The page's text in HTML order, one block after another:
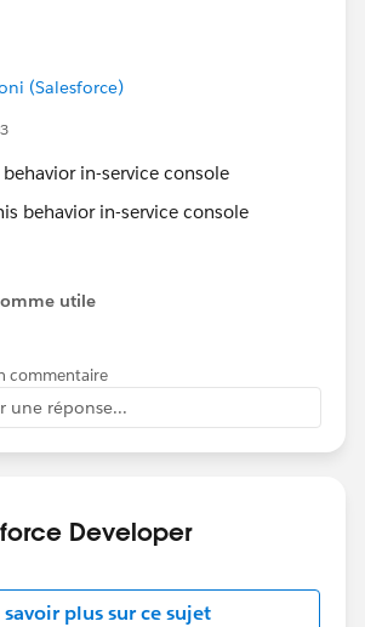
(Salesforce)
in-service console
utile
commentaire
une réponse...
Developer
savoir plus sur ce sujet